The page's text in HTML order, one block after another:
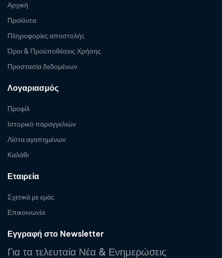
Αρχική
Προϊόντα
Πληροφορίες αποστολής
Όροι & Προϋποθέσεις Χρήσης
Προστασία δεδομένων
Λογαριασμός
Προφίλ
Ιστορικό παραγγελιών
Λίστα αγαπημένων
Καλάθι
Εταιρεία
Σχετικά με εμάς
Επικοινωνία
Εγγραφή στο Newsletter
Για τα τελευταία Νέα & Ενημερώσεις